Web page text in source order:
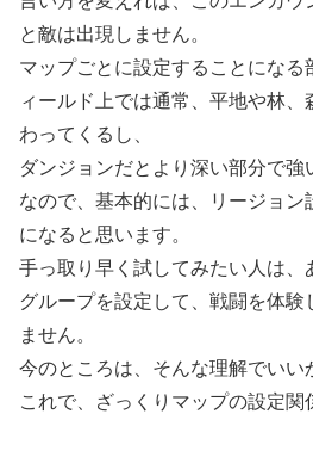
と敵は出現しません。
マップごとに設定することになる
ィールド上では通常、平地や林
わってくるし、
ダンジョンだとより深い部分で
なので、基本的には、リージョン
になると思います。
手っ取り早く試してみたい人は、
グループを設定して、戦闘を体
ません。
今のところは、そんな理解でいい
これで、ざっくりマップの設定関